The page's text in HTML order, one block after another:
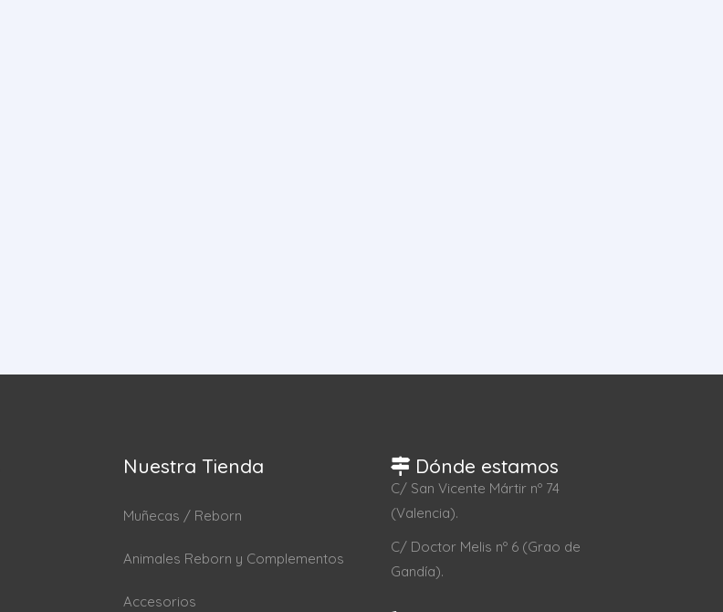
Nuestra Tienda
Muñecas / Reborn
Animales Reborn y Complementos
Accesorios
Dónde estamos
C/ San Vicente Mártir nº 74
(Valencia).
C/ Doctor Melis nº 6 (Grao de
Gandía).